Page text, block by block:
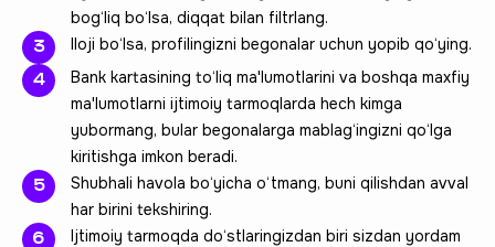
bog‘liq bo‘lsa, diqqat bilan filtrlang.
Iloji bo‘lsa, profilingizni begonalar uchun yopib qo‘ying.
Bank kartasining to‘liq ma'lumotlarini va boshqa maxfiy
ma'lumotlarni ijtimoiy tarmoqlarda hech kimga
yubormang, bular begonalarga mablag‘ingizni qo‘lga
kiritishga imkon beradi.
Shubhali havola bo‘yicha o‘tmang, buni qilishdan avval
har birini tekshiring.
Ijtimoiy tarmoqda do‘stlaringizdan biri sizdan yordam